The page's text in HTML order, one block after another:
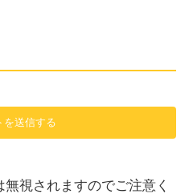
視されますのでご注意く